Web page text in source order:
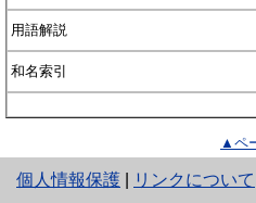
用語解説
和名索引
▲ペ
個人情報保護
と
リンクについて